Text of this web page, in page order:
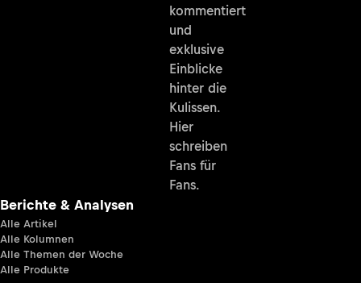
kommentiert
und
exklusive
Einblicke
hinter die
Kulissen.
Hier
schreiben
Fans für
Fans.
Berichte & Analysen
Alle Artikel
Alle Kolumnen
Alle Themen der Woche
Alle Produkte